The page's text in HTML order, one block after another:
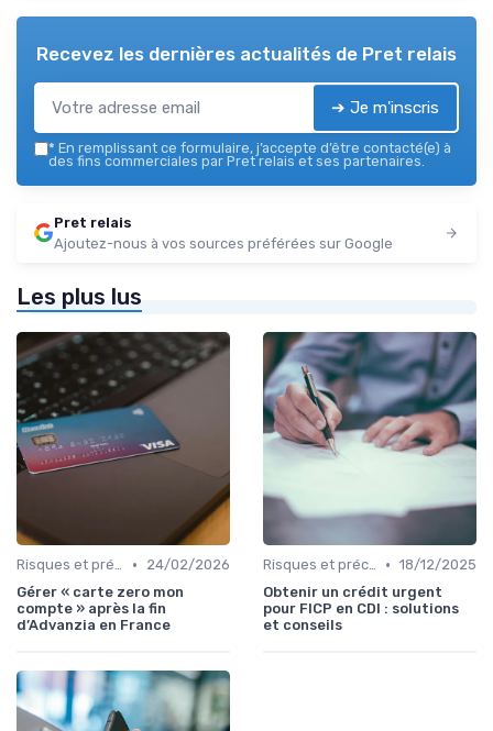
Recevez les dernières actualités de Pret relais
➔ Je m'inscris
* En remplissant ce formulaire, j’accepte d’être contacté(e) à
des fins commerciales par Pret relais et ses partenaires.
Pret relais
Ajoutez-nous à vos sources préférées sur Google
Les plus lus
Risques et précautions •
24/02/2026
Gérer « carte zero mon
compte » après la fin
d’Advanzia en France
Risques et précautions • 18/12/2025
Obtenir un crédit urgent
pour FICP en CDI : solutions
et conseils